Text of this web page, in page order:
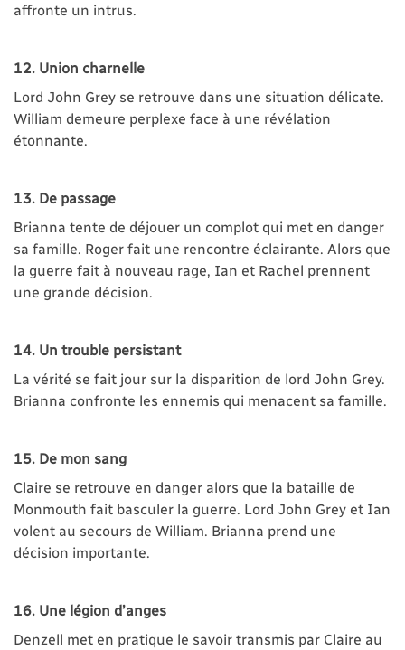
affronte un intrus.
12. Union charnelle
Lord John Grey se retrouve dans une situation délicate.
William demeure perplexe face à une révélation
étonnante.
13. De passage
Brianna tente de déjouer un complot qui met en danger
sa famille. Roger fait une rencontre éclairante. Alors que
la guerre fait à nouveau rage, Ian et Rachel prennent
une grande décision.
14. Un trouble persistant
La vérité se fait jour sur la disparition de lord John Grey.
Brianna confronte les ennemis qui menacent sa famille.
15. De mon sang
Claire se retrouve en danger alors que la bataille de
Monmouth fait basculer la guerre. Lord John Grey et Ian
volent au secours de William. Brianna prend une
décision importante.
16. Une légion d’anges
Denzell met en pratique le savoir transmis par Claire au